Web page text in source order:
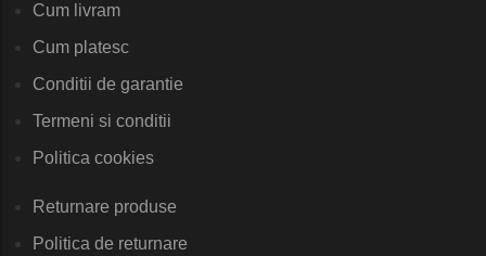
Cum livram
Cum platesc
Conditii de garantie
Termeni si conditii
Politica cookies
Returnare produse
Politica de returnare